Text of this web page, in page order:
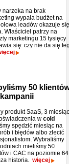
narzeka na brak
wypala budżet na
leadów okazuje
Właściciel patrzy na
marketingu 15 tysięcy
się: czy nie da się
50
produkt SaaS, 3
w cold
spędzić miesiąc na
i błędów albo zlecić
Wybraliśmy
mieliśmy 50
i CAC na poziomie 64
historia. więcej